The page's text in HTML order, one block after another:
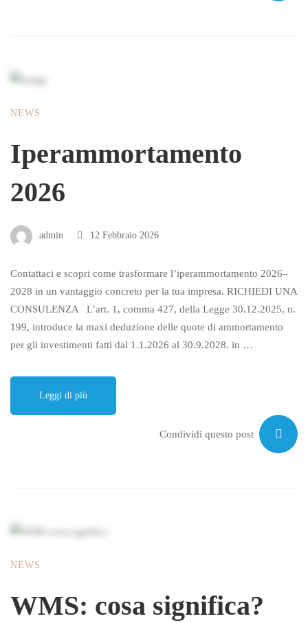
NEWS
Iperammortamento
2026
admin 12 Febbraio 2026
Contattaci e scopri come trasformare l’iperammortamento 2026–
2028 in un vantaggio concreto per la tua impresa. RICHIEDI UNA
CONSULENZA L’art. 1, comma 427, della Legge 30.12.2025, n.
199, introduce la maxi deduzione delle quote di ammortamento
per gli investimenti fatti dal 1.1.2026 al 30.9.2028. in …
Leggi di più
Condividi questo post
NEWS
WMS: cosa significa?